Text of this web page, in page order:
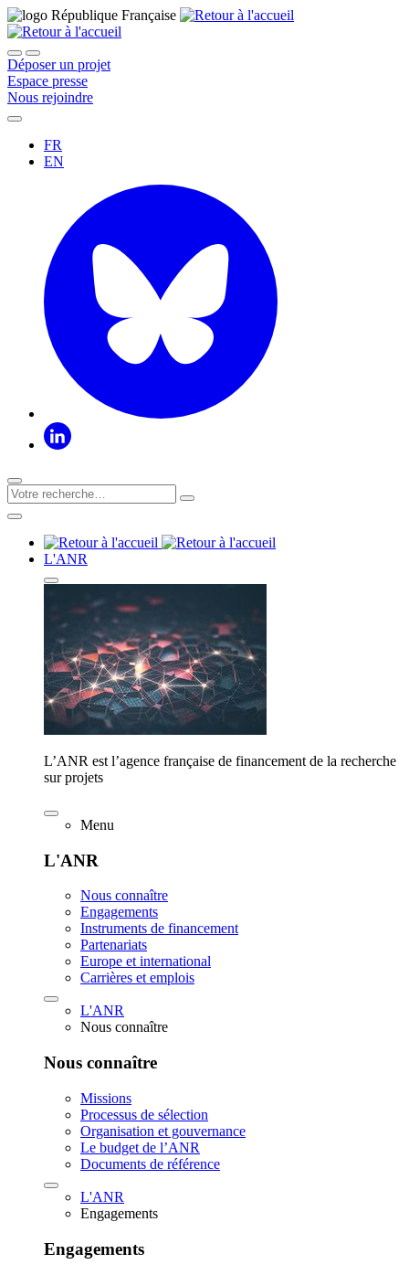
Déposer un projet
Espace presse
Nous rejoindre
FR
EN
L'ANR
L’ANR est l’agence française de financement de la recherche
sur projets
Menu
L'ANR
Nous connaître
Engagements
Instruments de financement
Partenariats
Europe et international
Carrières et emplois
L'ANR
Nous connaître
Nous connaître
Missions
Processus de sélection
Organisation et gouvernance
Le budget de l’ANR
Documents de référence
L'ANR
Engagements
Engagements